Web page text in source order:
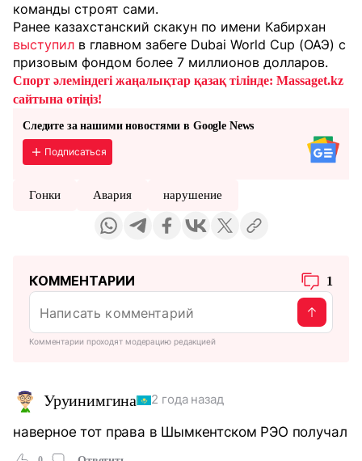
команды строят сами.
Ранее казахстанский скакун по имени Кабирхан
выступил в главном забеге Dubai World Cup (ОАЭ) с
призовым фондом более 7 миллионов долларов.
Спорт әлеміндегі жаңалықтар қазақ тілінде: Massaget.kz
сайтына өтіңіз!
Следите за нашими новостями в Google News
Подписаться
Гонки Авария нарушение
КОММЕНТАРИИ 1
Комментарии проходят модерацию редакцией
Уруинимгина 2 года назад
наверное тот права в Шымкентском РЭО получал